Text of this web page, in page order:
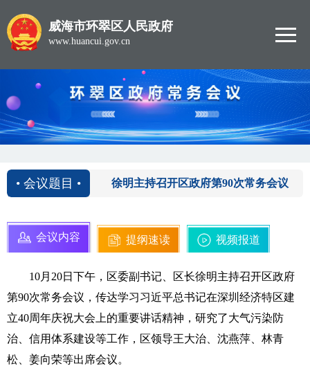
威海市环翠区人民政府
www.huancui.gov.cn
• 会议题目 • 徐明主持召开区政府第90次常务会议
会议内容 提纲速读 视频报道
10月20日下午，区委副书记、区长徐明主持召开区政府
第90次常务会议，传达学习习近平总书记在深圳经济特区建
立40周年庆祝大会上的重要讲话精神，研究了大气污染防
治、信用体系建设等工作，区领导王大治、沈燕萍、林青
松、姜向荣等出席会议。